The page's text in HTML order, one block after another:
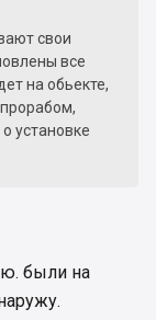
свои
все
на обьекте,
установке
были на